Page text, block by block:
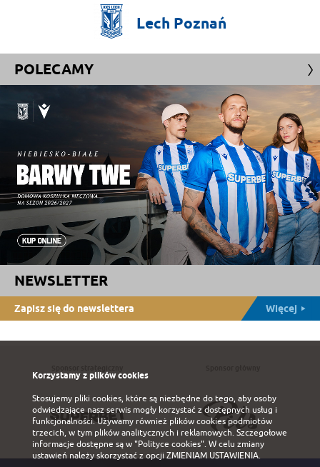
Lech Poznań
POLECAMY
NEWSLETTER
Zapisz się do newslettera Więcej
Korzystamy z plików cookies
Stosujemy pliki cookies, które są niezbędne do tego, aby osoby
odwiedzające nasz serwis mogły korzystać z dostępnych usług i
funkcjonalności. Używamy również plików cookies podmiotów
trzecich, w tym plików analitycznych i reklamowych. Szczegołowe
informacje dostępne są w"Polityce cookies". W celu zmiany
ustawień należy skorzystać z opcji ZMIENIAM USTAWIENIA.